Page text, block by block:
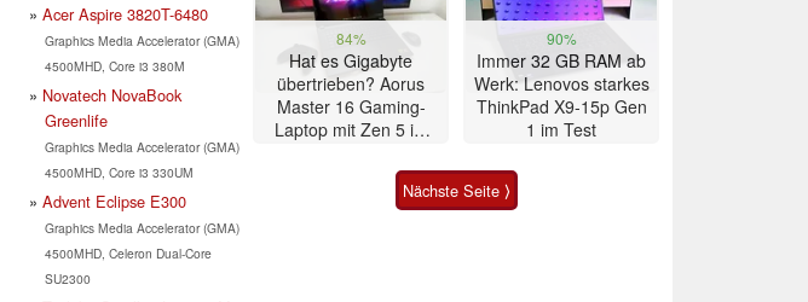
Acer Aspire 3820T-6480
Graphics Media Accelerator (GMA)
4500MHD, Core i3 380M
Novatech NovaBook
Greenlife
Graphics Media Accelerator (GMA)
4500MHD, Core i3 330UM
Advent Eclipse E300
Graphics Media Accelerator (GMA)
4500MHD, Celeron Dual-Core
SU2300
84%
Hat es Gigabyte
übertrieben? Aorus
Master 16 Gaming-
Laptop mit Zen 5 im
90%
Immer 32 GB RAM ab
Werk: Lenovos starkes
ThinkPad X9-15p Gen
1 im Test
Nächste Seite ⟩